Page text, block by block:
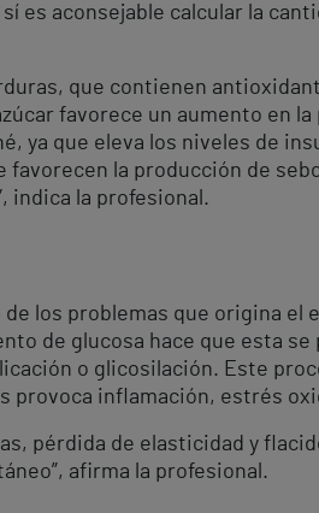
es aconsejable calcular la
que contienen
favorece un aumento en
ya que eleva los niveles de
favorecen la producción de
indica la profesional.
los problemas que origina
de glucosa hace que esta
o glicosilación. Este
provoca inflamación, estrés
pérdida de elasticidad y
afirma la profesional.